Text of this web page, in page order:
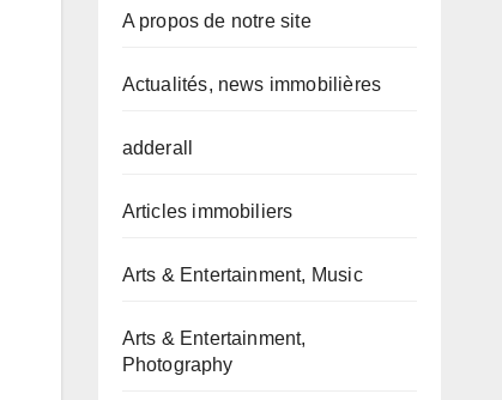
A propos de notre site
Actualités, news immobilières
adderall
Articles immobiliers
Arts & Entertainment, Music
Arts & Entertainment,
Photography